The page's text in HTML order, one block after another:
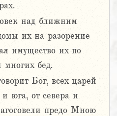
над ближним
их на разорение
имущество их по
многих бед.
Бог, всех царей
и юга, от севера и
предо Мною